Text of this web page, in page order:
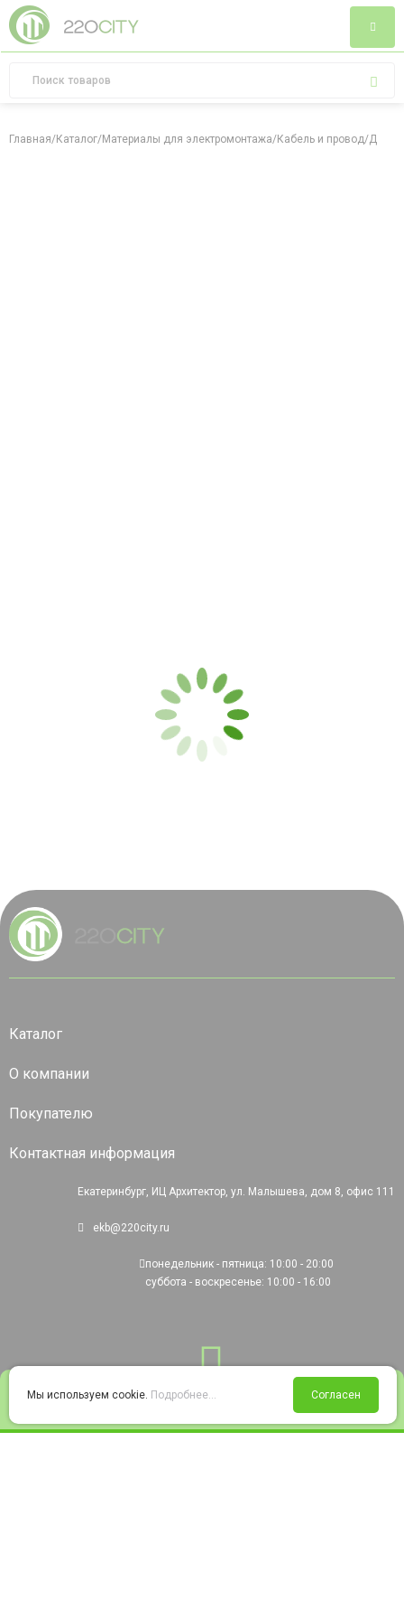
Войти Избранное Корзина
Главная/Каталог/Материалы для электромонтажа/Кабель и провод/
Каталог
О компании
Покупателю
Контактная информация
Екатеринбург, ИЦ Архитектор, ул. Малышева, дом 8, офис 111
ekb@220city.ru
понедельник - пятница: 10:00 - 20:00
суббота - воскресенье: 10:00 - 16:00
Мы используем cookie. Подробнее... Согласен